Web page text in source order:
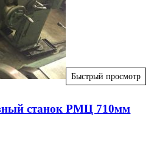
Быстрый просмотр
станок РМЦ 710мм